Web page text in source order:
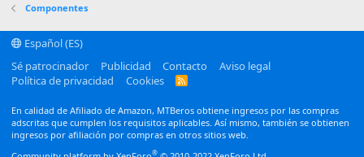
Componentes
Español (ES)
Sé patrocinador
Publicidad Contacto
Aviso legal
Política de privacidad
Cookies
R
En calidad de Afiliado de Amazon, MTBeros obtiene ingresos por las compras
adscritas que cumplen los requisitos aplicables. Así mismo, también se obtienen
ingresos por afiliación por compras en otros sitios web.
®